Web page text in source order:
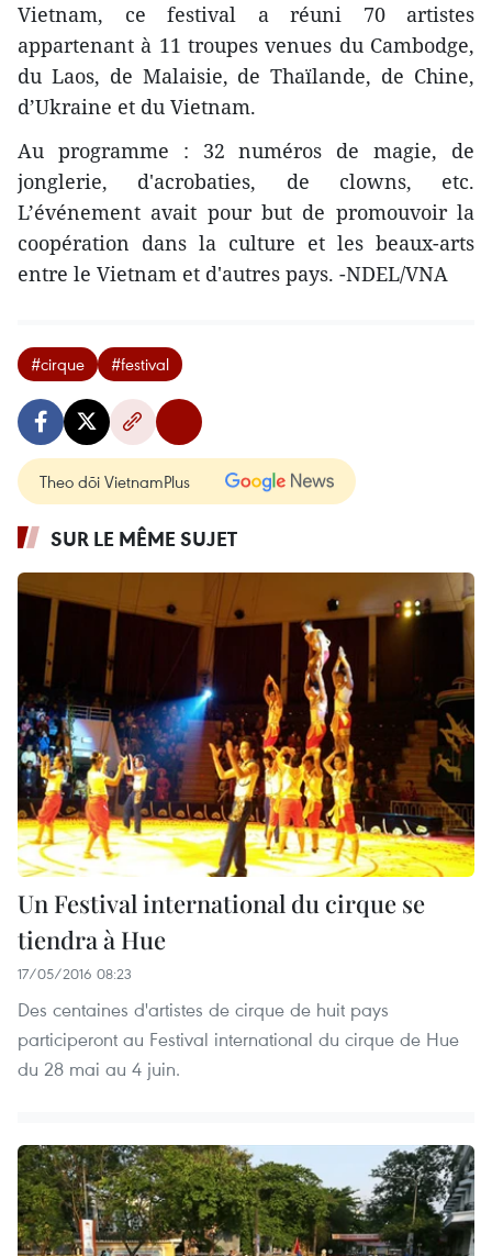
Vietnam, ce festival a réuni 70 artistes
appartenant à 11 troupes venues du Cambodge,
du Laos, de Malaisie, de Thaïlande, de Chine,
d’Ukraine et du Vietnam.
Au programme : 32 numéros de magie, de
jonglerie, d'acrobaties, de clowns, etc.
L’événement avait pour but de promouvoir la
coopération dans la culture et les beaux-arts
entre le Vietnam et d'autres pays. -NDEL/VNA
#cirque #festival
Theo dõi VietnamPlus
SUR LE MÊME SUJET
Un Festival international du cirque se
tiendra à Hue
17/05/2016 08:23
Des centaines d'artistes de cirque de huit pays
participeront au Festival international du cirque de Hue
du 28 mai au 4 juin.